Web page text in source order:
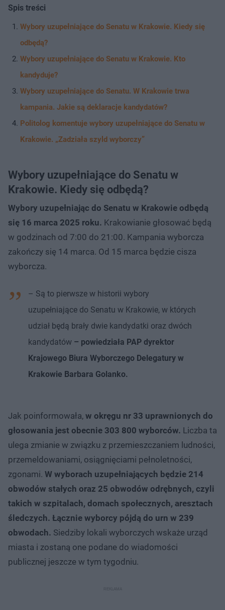
Spis treści
Wybory uzupełniające do Senatu w Krakowie. Kiedy się
odbędą?
Wybory uzupełniające do Senatu w Krakowie. Kto
kandyduje?
Wybory uzupełniające do Senatu. W Krakowie trwa
kampania. Jakie są deklaracje kandydatów?
Politolog komentuje wybory uzupełniające do Senatu w
Krakowie. „Zadziała szyld wyborczy”
Wybory uzupełniające do Senatu w
Krakowie. Kiedy się odbędą?
Wybory uzupełniając do Senatu w Krakowie odbędą
się 16 marca 2025 roku. Krakowianie głosować będą
w godzinach od 7:00 do 21:00. Kampania wyborcza
zakończy się 14 marca. Od 15 marca będzie cisza
wyborcza.
– Są to pierwsze w historii wybory
uzupełniające do Senatu w Krakowie, w których
udział będą brały dwie kandydatki oraz dwóch
kandydatów – powiedziała PAP dyrektor
Krajowego Biura Wyborczego Delegatury w
Krakowie Barbara Golanko.
Jak poinformowała, w okręgu nr 33 uprawnionych do
głosowania jest obecnie 303 800 wyborców. Liczba ta
ulega zmianie w związku z przemieszczaniem ludności,
przemeldowaniami, osiągnięciami pełnoletności,
zgonami. W wyborach uzupełniających będzie 214
obwodów stałych oraz 25 obwodów odrębnych, czyli
takich w szpitalach, domach społecznych, aresztach
śledczych. Łącznie wyborcy pójdą do urn w 239
obwodach. Siedziby lokali wyborczych wskaże urząd
miasta i zostaną one podane do wiadomości
publicznej jeszcze w tym tygodniu.